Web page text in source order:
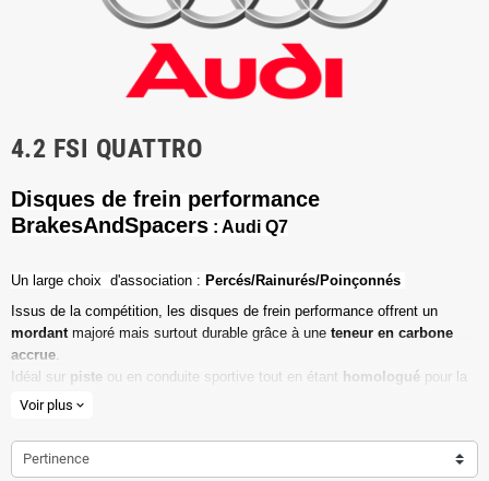
4.2 FSI QUATTRO
Disques de frein performance
BrakesAndSpacers : Audi Q7
Un l arge choix d'association : Percés/Rainurés/Poinçonnés
Issus de la compétition, les disques de frein performance offrent un
mordant majoré mais surtout durable grâce à une teneur en carbone
accrue.
Idéal sur piste ou en conduite sportive tout en étant homologué pour la
route ouverte.
Voir plus expand_more
Pertinence